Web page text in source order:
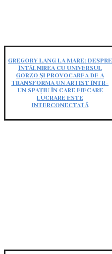
GREGORY LANG LA MARE: DESPRE
ÎNTÂLNIREA CU UNIVERSUL
GORZO ȘI PROVOCAREA DE A
TRANSFORMA UN ARTIST ÎNTR-
UN SPAȚIU ÎN CARE FIECARE
LUCRARE ESTE
INTERCONECTATĂ